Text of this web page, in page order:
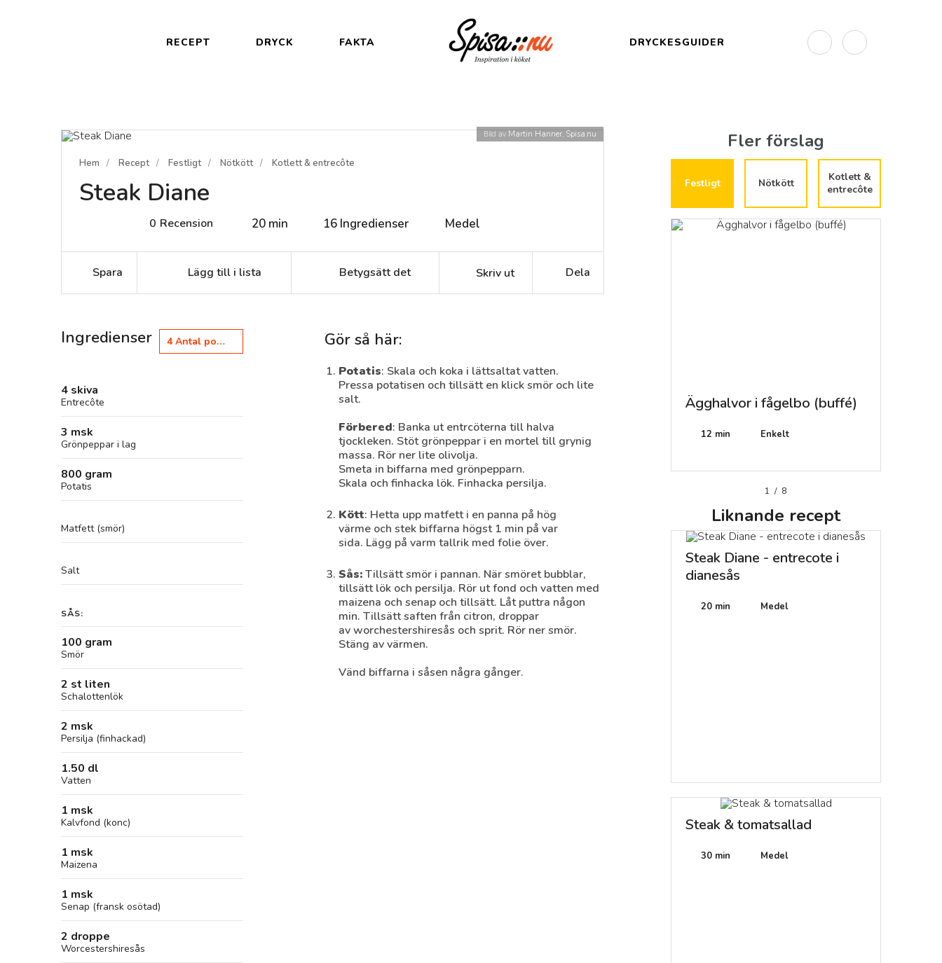
RECEPT DRYCK FAKTA DRYCKESGUIDER
Bild av Martin Hanner, Spisa.nu
Hem Recept Festligt Nötkött Kotlett & entrecôte
Steak Diane
0 Recension 20 min 16 Ingredienser Medel
Spara Lägg till i lista Betygsätt det Skriv ut Dela
Ingredienser 4 Antal portioner
4 skiva
Entrecôte
3 msk
Grönpeppar i lag
800 gram
Potatis
Matfett (smör)
Salt
SÅS:
100 gram
Smör
2 st liten
Schalottenlök
2 msk
Persilja (finhackad)
1.50 dl
Vatten
1 msk
Kalvfond (konc)
1 msk
Maizena
1 msk
Senap (fransk osötad)
2 droppe
Worcestershiresås
Gör så här:
Potatis: Skala och koka i lättsaltat vatten.
Pressa potatisen och tillsätt en klick smör och lite
salt.
Förbered: Banka ut entrcöterna till halva
tjockleken. Stöt grönpeppar i en mortel till grynig
massa. Rör ner lite olivolja.
Smeta in biffarna med grönpepparn.
Skala och finhacka lök. Finhacka persilja.
Kött: Hetta upp matfett i en panna på hög
värme och stek biffarna högst 1 min på var
sida. Lägg på varm tallrik med folie över.
Sås:Tillsätt smör i pannan. När smöret bubblar,
tillsätt lök och persilja. Rör ut fond och vatten med
maizena och senap och tillsätt. Låt puttra någon
min. Tillsätt saften från citron, droppar
av worchestershiresås och sprit. Rör ner smör.
Stäng av värmen.
Vänd biffarna i såsen några gånger.
Fler förslag
Festligt Nötkött
Kotlett &
entrecôte
15 min Medel
Ägghalvor i fågelbo (buffé)
12 min Enkelt
1 / 8
Liknande recept
Steak Diane - entrecote i
dianesås
20 min Medel
Steak & tomatsallad
30 min Medel